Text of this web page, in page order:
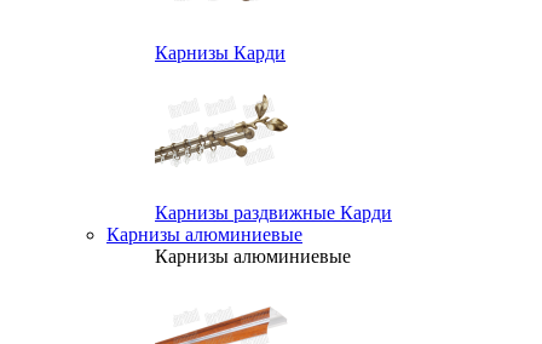
Карнизы Карди
Карнизы раздвижные Карди
Карнизы алюминиевые
Карнизы алюминиевые